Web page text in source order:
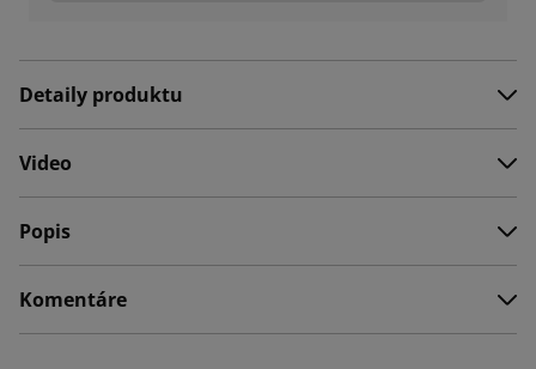
Detaily produktu
Video
Popis
Komentáre